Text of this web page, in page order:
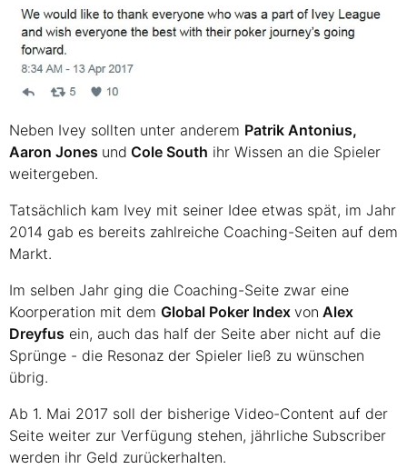
Neben Ivey sollten unter anderem Patrik Antonius,
Aaron Jones und Cole South ihr Wissen an die Spieler
weitergeben.
Tatsächlich kam Ivey mit seiner Idee etwas spät, im Jahr
2014 gab es bereits zahlreiche Coaching-Seiten auf dem
Markt.
Im selben Jahr ging die Coaching-Seite zwar eine
Koorperation mit dem Global Poker Index von Alex
Dreyfus ein, auch das half der Seite aber nicht auf die
Sprünge - die Resonaz der Spieler ließ zu wünschen
übrig.
Ab 1. Mai 2017 soll der bisherige Video-Content auf der
Seite weiter zur Verfügung stehen, jährliche Subscriber
werden ihr Geld zurückerhalten.